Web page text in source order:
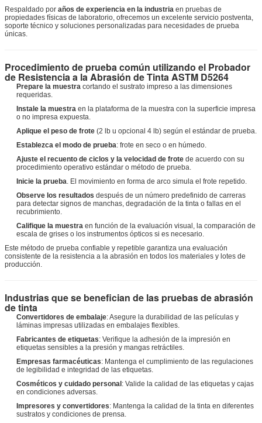
Respaldado por años de experiencia en la industria en pruebas de
propiedades físicas de laboratorio, ofrecemos un excelente servicio postventa,
soporte técnico y soluciones personalizadas para necesidades de prueba
únicas.
Procedimiento de prueba común utilizando el Probador
de Resistencia a la Abrasión de Tinta ASTM D5264
Prepare la muestra cortando el sustrato impreso a las dimensiones
requeridas.
Instale la muestra en la plataforma de la muestra con la superficie impresa
o no impresa expuesta.
Aplique el peso de frote (2 lb u opcional 4 lb) según el estándar de prueba.
Establezca el modo de prueba: frote en seco o en húmedo.
Ajuste el recuento de ciclos y la velocidad de frote de acuerdo con su
procedimiento operativo estándar o método de prueba.
Inicie la prueba. El movimiento en forma de arco simula el frote repetido.
Observe los resultados después de un número predefinido de carreras
para detectar signos de manchas, degradación de la tinta o fallas en el
recubrimiento.
Califique la muestra en función de la evaluación visual, la comparación de
escala de grises o los instrumentos ópticos si es necesario.
Este método de prueba confiable y repetible garantiza una evaluación
consistente de la resistencia a la abrasión en todos los materiales y lotes de
producción.
Industrias que se benefician de las pruebas de abrasión
de tinta
Convertidores de embalaje: Asegure la durabilidad de las películas y
láminas impresas utilizadas en embalajes flexibles.
Fabricantes de etiquetas: Verifique la adhesión de la impresión en
etiquetas sensibles a la presión y mangas retráctiles.
Empresas farmacéuticas: Mantenga el cumplimiento de las regulaciones
de legibilidad e integridad de las etiquetas.
Cosméticos y cuidado personal: Valide la calidad de las etiquetas y cajas
en condiciones adversas.
Impresores y convertidores: Mantenga la calidad de la tinta en diferentes
sustratos y condiciones de prensa.